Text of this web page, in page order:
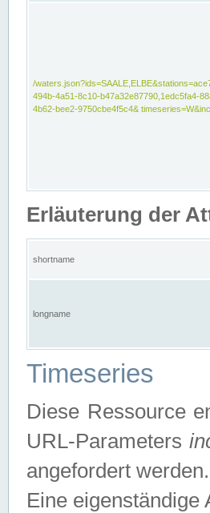
/
494b-4a51-8c10-b47a32e87790,1edc5fa4-
4b62-bee2-9750cbe4f5c4&
Erläuterung der
shortname
longname
Timeseries
Diese Ressource
URL-Parameters
angefordert werden.
Eine eigenständige